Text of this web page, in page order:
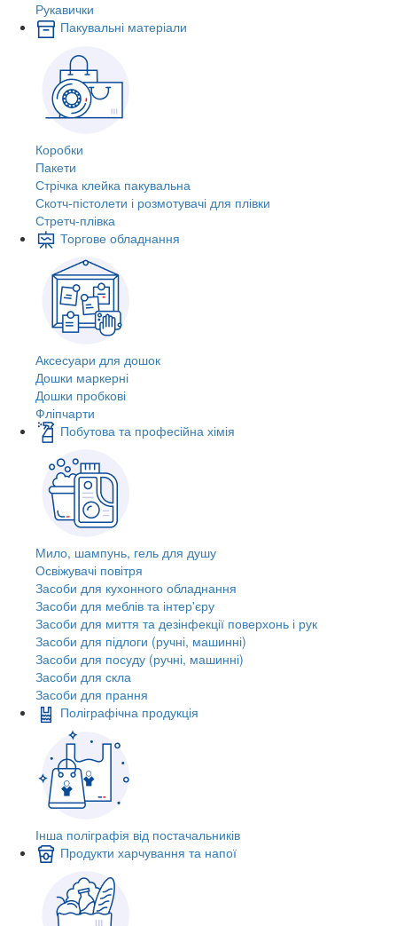
Рукавички
Пакувальні матеріали
Коробки
Пакети
Стрічка клейка пакувальна
Скотч-пістолети і розмотувачі для плівки
Стретч-плівка
Торгове обладнання
Аксесуари для дошок
Дошки маркерні
Дошки пробкові
Фліпчарти
Побутова та професійна хімія
Мило, шампунь, гель для душу
Освіжувачі повітря
Засоби для кухонного обладнання
Засоби для меблів та інтер'єру
Засоби для миття та дезінфекції поверхонь і рук
Засоби для підлоги (ручні, машинні)
Засоби для посуду (ручні, машинні)
Засоби для скла
Засоби для прання
Поліграфічна продукція
Інша поліграфія від постачальників
Продукти харчування та напої